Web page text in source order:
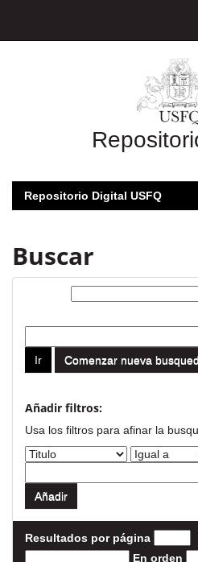
Repositorio Digital USFQ
Buscar
Comenzar nueva
Añadir filtros:
Usa los filtros para afinar la
Resultados por página
En orden